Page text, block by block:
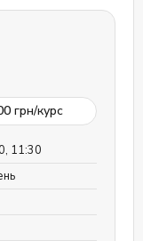
грн/курс
11:30